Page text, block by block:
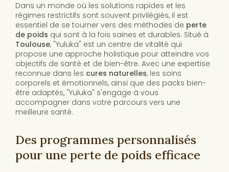
Dans un monde où les solutions rapides et les
régimes restrictifs sont souvent privilégiés, il est
essentiel de se tourner vers des méthodes de perte
de poids qui sont à la fois saines et durables. Situé à
Toulouse, "Yuluka" est un centre de vitalité qui
propose une approche holistique pour atteindre vos
objectifs de santé et de bien-être. Avec une expertise
reconnue dans les cures naturelles, les soins
corporels et émotionnels, ainsi que des packs bien-
être adaptés, "Yuluka" s'engage à vous
accompagner dans votre parcours vers une
meilleure santé.
Des programmes personnalisés
pour une perte de poids efficace